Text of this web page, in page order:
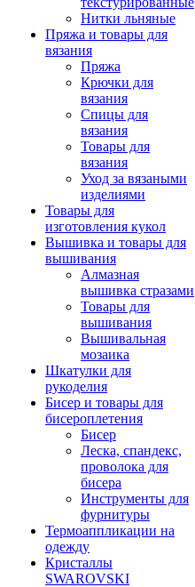
Нитки льняные
Пряжа и товары для
вязания
Пряжа
Крючки для
вязания
Спицы для
вязания
Товары для
вязания
Уход за вязаными
изделиями
Товары для
изготовления кукол
Вышивка и товары для
вышивания
Алмазная
вышивка стразами
Товары для
вышивания
Вышивальная
мозаика
Шкатулки для
рукоделия
Бисер и товары для
бисероплетения
Бисер
Леска, спандекс,
проволока для
бисера
Инструменты для
фурнитуры
Термоаппликации на
одежду
Кристаллы
SWAROVSKI